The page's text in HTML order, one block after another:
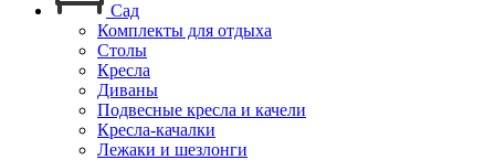
Сад
Комплекты для отдыха
Столы
Кресла
Диваны
Подвесные кресла и качели
Кресла-качалки
Лежаки и шезлонги